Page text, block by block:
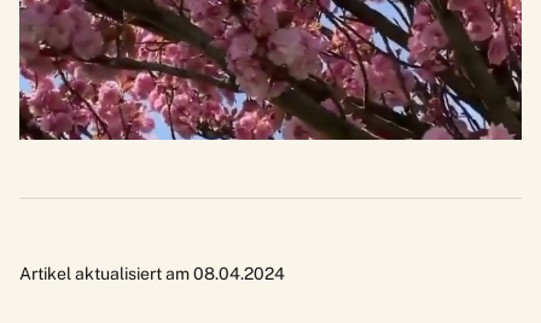
Artikel aktualisiert am 08.04.2024